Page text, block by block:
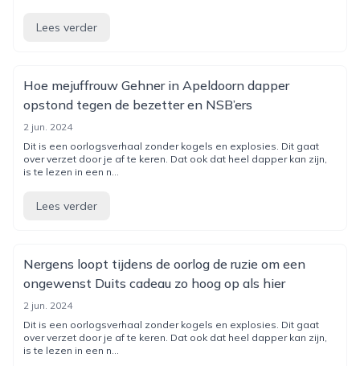
Lees verder
Hoe mejuffrouw Gehner in Apeldoorn dapper
opstond tegen de bezetter en NSB’ers
2 jun. 2024
Dit is een oorlogsverhaal zonder kogels en explosies. Dit gaat
over verzet door je af te keren. Dat ook dat heel dapper kan zijn,
is te lezen in een n...
Lees verder
Nergens loopt tijdens de oorlog de ruzie om een
ongewenst Duits cadeau zo hoog op als hier
2 jun. 2024
Dit is een oorlogsverhaal zonder kogels en explosies. Dit gaat
over verzet door je af te keren. Dat ook dat heel dapper kan zijn,
is te lezen in een n...